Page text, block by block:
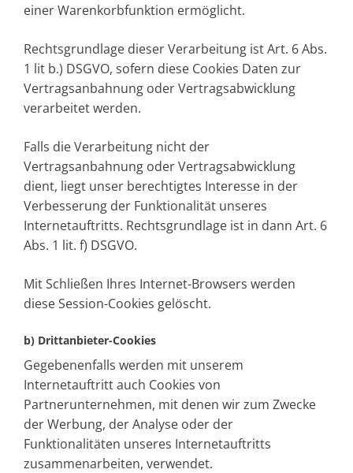
einer Warenkorbfunktion ermöglicht.
Rechtsgrundlage dieser Verarbeitung ist Art. 6 Abs.
1 lit b.) DSGVO, sofern diese Cookies Daten zur
Vertragsanbahnung oder Vertragsabwicklung
verarbeitet werden.
Falls die Verarbeitung nicht der
Vertragsanbahnung oder Vertragsabwicklung
dient, liegt unser berechtigtes Interesse in der
Verbesserung der Funktionalität unseres
Internetauftritts. Rechtsgrundlage ist in dann Art. 6
Abs. 1 lit. f) DSGVO.
Mit Schließen Ihres Internet-Browsers werden
diese Session-Cookies gelöscht.
b) Drittanbieter-Cookies
Gegebenenfalls werden mit unserem
Internetauftritt auch Cookies von
Partnerunternehmen, mit denen wir zum Zwecke
der Werbung, der Analyse oder der
Funktionalitäten unseres Internetauftritts
zusammenarbeiten, verwendet.